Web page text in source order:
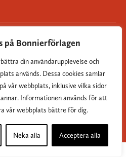
på Bonnierförlagen
din användarupplevelse och
används. Dessa cookies samlar
vår webbplats, inklusive vilka sidor
Informationen används för att
vår webbplats bättre för dig.
Neka alla Acceptera alla